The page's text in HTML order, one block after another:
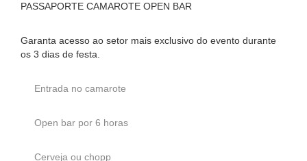
PASSAPORTE CAMAROTE OPEN BAR
Garanta acesso ao setor mais exclusivo do evento durante
os 3 dias de festa.
Entrada no camarote
Open bar por 6 horas
Cerveja ou chopp